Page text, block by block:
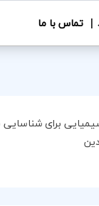
| تماس با ما
برای شناسایی